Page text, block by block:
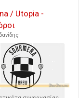
/ Utopia -